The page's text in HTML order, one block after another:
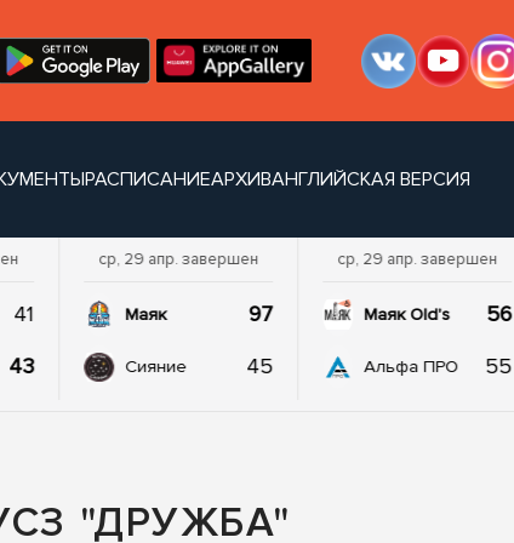
РАСПИСАНИЕАРХИВАНГЛИЙСКАЯ ВЕРСИЯ
41
43
ср, 29 апр. завершен
Маяк 97
Сияние 45
ср, 29 апр. завершен
Маяк Old's 56
Альфа ПРО 55
"ДРУЖБА"